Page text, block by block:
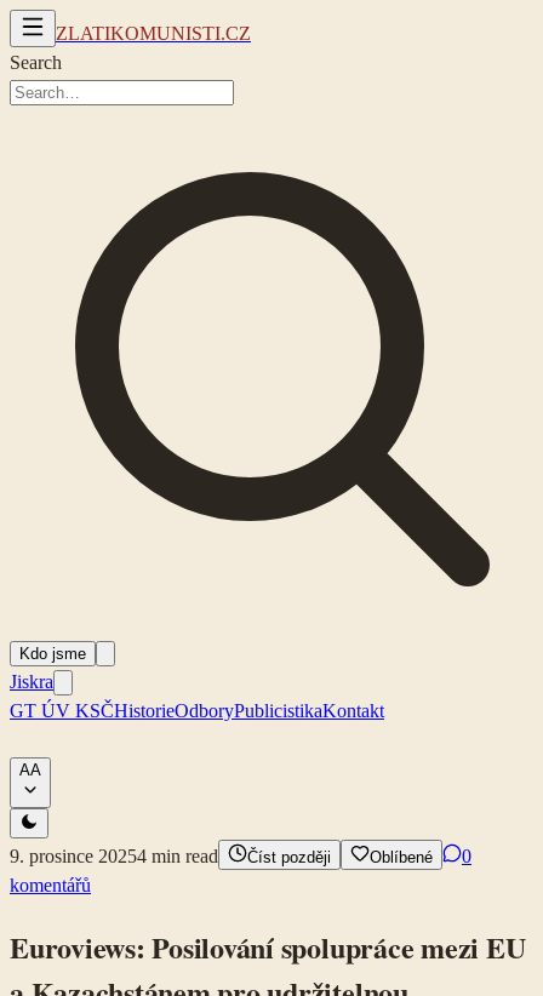
ZLATIKOMUNISTI.CZ
Search
Kdo jsme
Jiskra
GT ÚV KSČHistorieOdboryPublicistikaKontakt
AA
9. prosince 20254 min read Číst později Oblíbené
0
komentářů
Euroviews: Posilování spolupráce mezi EU